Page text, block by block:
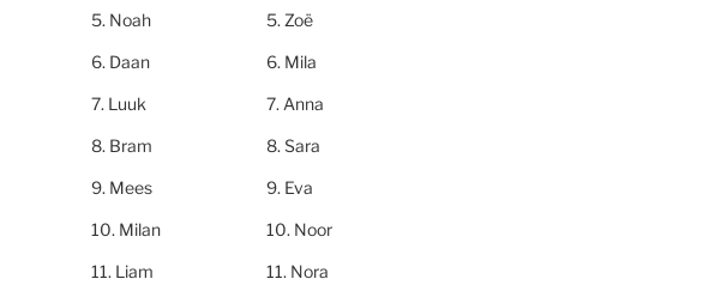
Noah
Daan
Luuk
Bram
Mees
Milan
Liam
Zoë
Mila
Anna
Sara
Eva
Noor
Nora